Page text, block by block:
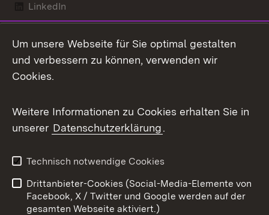
LinkedIn
X / Twitter
Youtube
Kontakt
Datenschutz
Barrierefreiheit
Impressum
Cookies
Um unsere Webseite für Sie optimal gestalten
und verbessern zu können, verwenden wir
Cookies.
Weitere Informationen zu Cookies erhalten Sie in
unserer Datenschutzerklärung.
Technisch notwendige Cookies
Drittanbieter-Cookies (Social-Media-Elemente von
Facebook, X / Twitter und Google werden auf der
gesamten Webseite aktiviert.)